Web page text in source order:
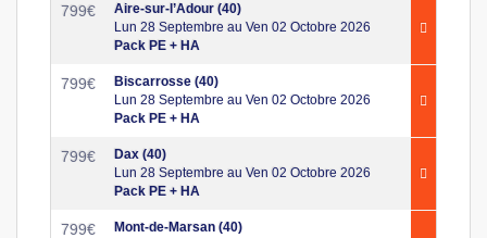
799€
Aire-sur-l’Adour (40)
Lun 28 Septembre au Ven 02 Octobre 2026
Pack PE + HA
799€
Biscarrosse (40)
Lun 28 Septembre au Ven 02 Octobre 2026
Pack PE + HA
799€
Dax (40)
Lun 28 Septembre au Ven 02 Octobre 2026
Pack PE + HA
799€
Mont-de-Marsan (40)